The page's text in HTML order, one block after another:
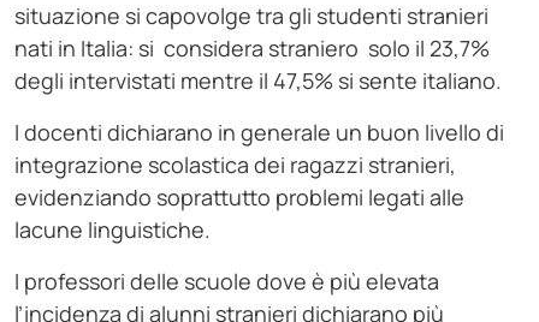
situazione si capovolge tra gli studenti stranieri
nati in Italia: si considera straniero solo il 23,7%
degli intervistati mentre il 47,5% si sente italiano.
I docenti dichiarano in generale un buon livello di
integrazione scolastica dei ragazzi stranieri,
evidenziando soprattutto problemi legati alle
lacune linguistiche.
I professori delle scuole dove è più elevata
l’incidenza di alunni stranieri dichiarano più